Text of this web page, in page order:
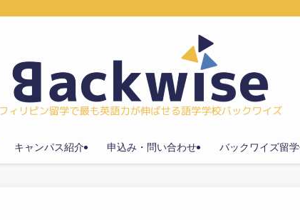
キャンパス紹介 申込み・問い合わせ バックワイズ留